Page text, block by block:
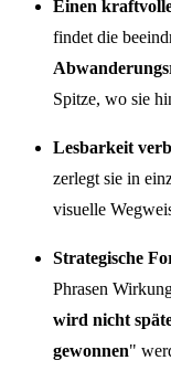
Einen
findet die
Spitze, wo sie
Lesbarkeit
zerlegt sie in
visuelle
Strategische
Phrasen
wird nicht
gewonnen"